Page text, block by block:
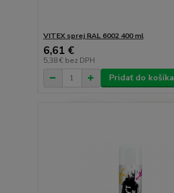
VITEX sprej RAL 6002 400 ml
6,61 €
5,38 € bez DPH
Pridať do košíka